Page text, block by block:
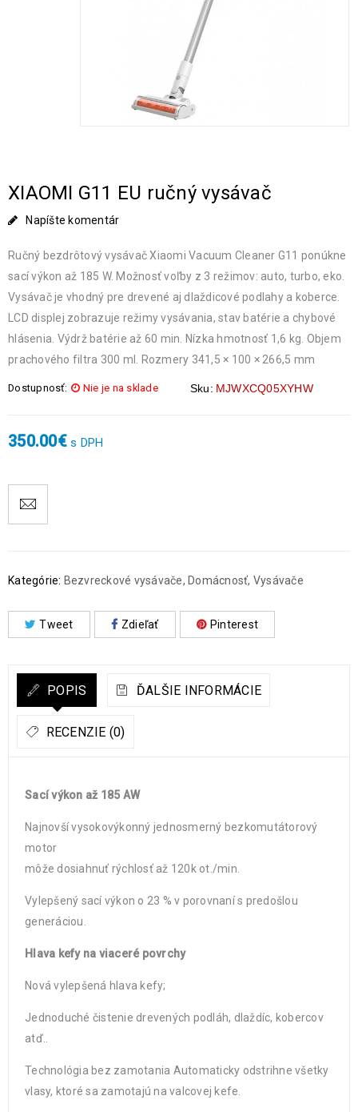
XIAOMI G11 EU ručný vysávač
Napíšte komentár
Ručný bezdrôtový vysávač Xiaomi Vacuum Cleaner G11 ponúkne
sací výkon až 185 W. Možnosť voľby z 3 režimov: auto, turbo, eko.
Vysávač je vhodný pre drevené aj dlaždicové podlahy a koberce.
LCD displej zobrazuje režimy vysávania, stav batérie a chybové
hlásenia. Výdrž batérie až 60 min. Nízka hmotnosť 1,6 kg. Objem
prachového filtra 300 ml. Rozmery 341,5 × 100 × 266,5 mm
Dostupnosť: Nie je na sklade Sku: MJWXCQ05XYHW
350.00€ s DPH
Kategórie: Bezvreckové vysávače, Domácnosť, Vysávače
Tweet Zdieľať Pinterest
POPIS ĎALŠIE INFORMÁCIE
RECENZIE (0)
Sací výkon až 185 AW
Najnovší vysokovýkonný jednosmerný bezkomutátorový
motor
môže dosiahnuť rýchlosť až 120k ot./min.
Vylepšený sací výkon o 23 % v porovnaní s predošlou
generáciou.
Hlava kefy na viaceré povrchy
Nová vylepšená hlava kefy;
Jednoduché čistenie drevených podláh, dlaždíc, kobercov
atď..
Technológia bez zamotania Automaticky odstrihne všetky
vlasy, ktoré sa zamotajú na valcovej kefe.